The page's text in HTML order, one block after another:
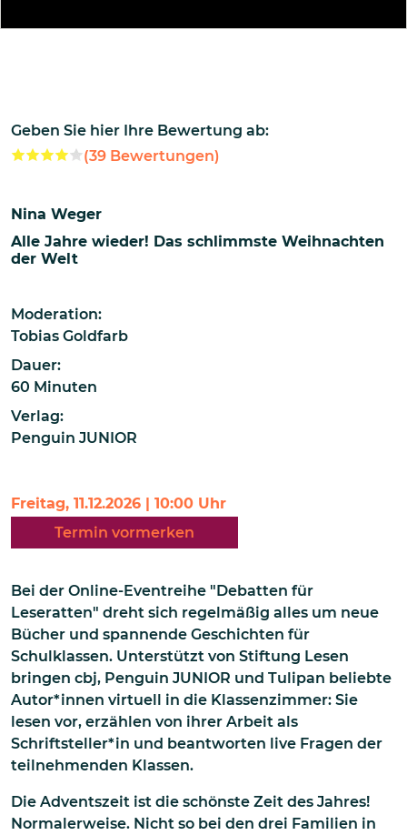
Geben Sie hier Ihre Bewertung ab:
(39 Bewertungen)
Nina Weger
Alle Jahre wieder! Das schlimmste Weihnachten
der Welt
Moderation:
Tobias Goldfarb
Dauer:
60 Minuten
Verlag:
Penguin JUNIOR
Freitag, 11.12.2026 | 10:00 Uhr
Termin vormerken
Bei der Online-Eventreihe "Debatten für
Leseratten" dreht sich regelmäßig alles um neue
Bücher und spannende Geschichten für
Schulklassen. Unterstützt von Stiftung Lesen
bringen cbj, Penguin JUNIOR und Tulipan beliebte
Autor*innen virtuell in die Klassenzimmer: Sie
lesen vor, erzählen von ihrer Arbeit als
Schriftsteller*in und beantworten live Fragen der
teilnehmenden Klassen.
Die Adventszeit ist die schönste Zeit des Jahres!
Normalerweise. Nicht so bei den drei Familien in